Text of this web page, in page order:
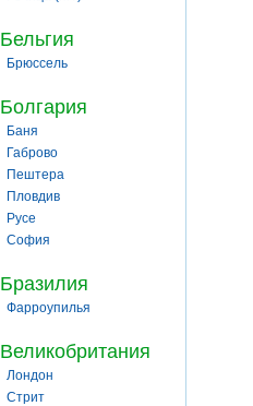
Бельгия
Брюссель
Болгария
Баня
Габрово
Пештера
Пловдив
Русе
София
Бразилия
Фарроупилья
Великобритания
Лондон
Стрит